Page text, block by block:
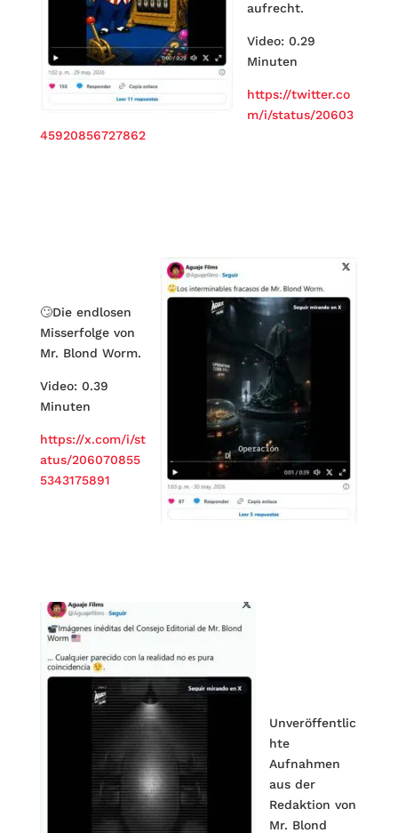
aufrecht.
Video: 0.29
Minuten
https://twitter.co
m/i/status/20603
45920856727862
🙄Die endlosen
Misserfolge von
Mr. Blond Worm.
Video: 0.39
Minuten
https://x.com/i/st
atus/206070855
5343175891
Unveröffentlic
hte
Aufnahmen
aus der
Redaktion von
Mr. Blond